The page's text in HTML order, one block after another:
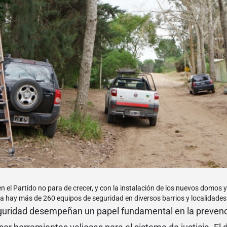
el Partido no para de crecer, y con la instalación de los nuevos domos
hay más de 260 equipos de seguridad en diversos barrios y
desempeñan un papel fundamental en la